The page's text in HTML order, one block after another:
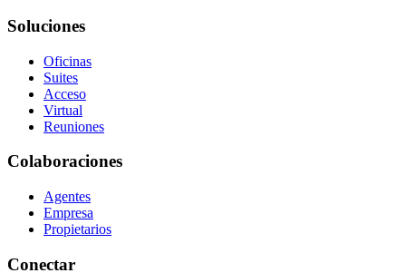
Soluciones
Oficinas
Suites
Acceso
Virtual
Reuniones
Colaboraciones
Agentes
Empresa
Propietarios
Conectar